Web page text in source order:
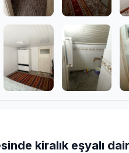
kiralık eşyalı